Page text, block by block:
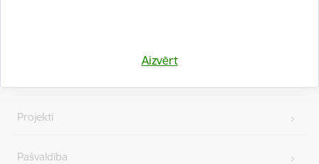
Aizvērt
Projekti
Pašvaldība